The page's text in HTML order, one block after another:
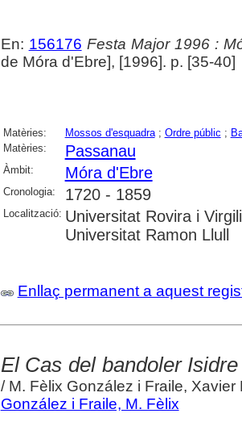
En: 156176 Festa Major 1996 :
de Móra d'Ebre], [1996]. p. [35-40]
Matèries: Mossos d'esquadra; Ordre públic ;
Matèries:
Passanau
Àmbit: Móra d'Ebre
Cronologia: 1720 - 1859
Localització: Universitat Rovira i
Universitat Ramon Llull
Enllaç permanent a aquest
El Cas del bandoler
/ M. Fèlix González i Fraile, Xavier
González i Fraile, M. Fèlix